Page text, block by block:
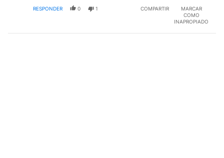
RESPONDER 0 1 COMPARTIR
MARCAR
COMO
INAPROPIADO